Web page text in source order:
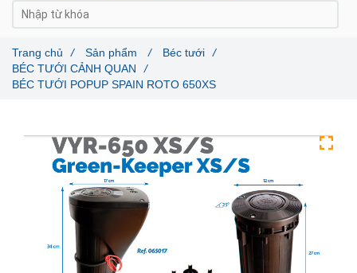
Trang chủ / Sản phẩm / Béc tưới
/
BÉC TƯỚI CẢNH QUAN
/
BÉC TƯỚI POPUP SPAIN ROTO 650XS